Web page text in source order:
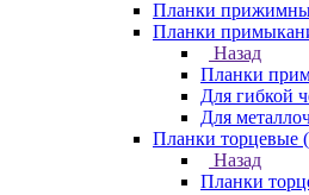
Планки
Планки
Назад
Планки
Для гибкой
Для
Планки торцевые
Назад
Планки